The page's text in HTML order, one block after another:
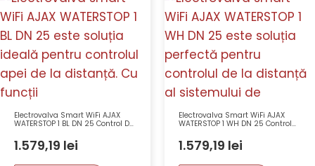
Electrovalva Smart WiFi AJAX
WATERSTOP 1 BL DN 25 Control De
1.579,19 lei
Electrovalva Smart WiFi AJAX
WATERSTOP 1 WH DN 25 Control
1.579,19 lei